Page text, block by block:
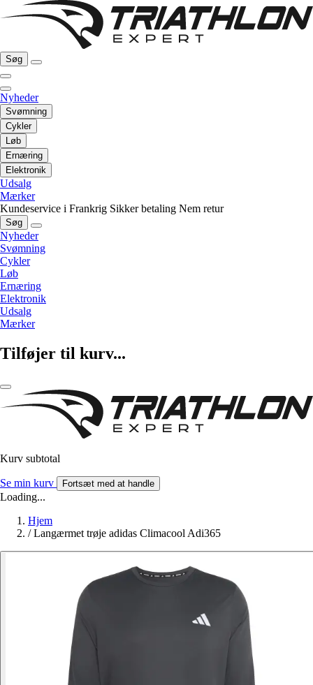
Søg
Nyheder
Svømning
Cykler
Løb
Ernæring
Elektronik
Udsalg
Mærker
Kundeservice i Frankrig Sikker betaling Nem retur
Søg
Nyheder
Svømning
Cykler
Løb
Ernæring
Elektronik
Udsalg
Mærker
Tilføjer til kurv...
Kurv subtotal
Se min kurv Fortsæt med at handle
Loading...
Hjem
/ Langærmet trøje adidas Climacool Adi365